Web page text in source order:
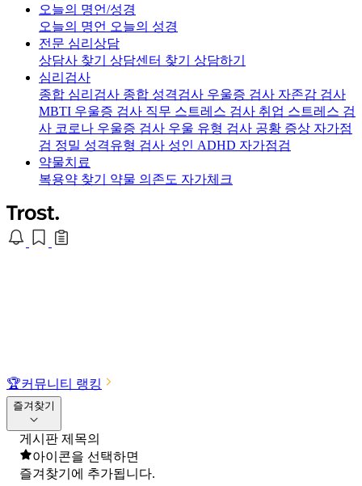
오늘의 명언/성경
오늘의 명언 오늘의 성경
전문 심리상담
상담사 찾기 상담센터 찾기 상담하기
심리검사
종합 심리검사 종합 성격검사 우울증 검사 자존감 검사
MBTI 우울증 검사 직무 스트레스 검사 취업 스트레스 검
사 코로나 우울증 검사 우울 유형 검사 공황 증상 자가점
검 정밀 성격유형 검사 성인 ADHD 자가점검
약물치료
복용약 찾기 약물 의존도 자가체크
🏆커뮤니티 랭킹
즐겨찾기
게시판 제목의
아이콘을 선택하면
즐겨찾기에 추가됩니다.